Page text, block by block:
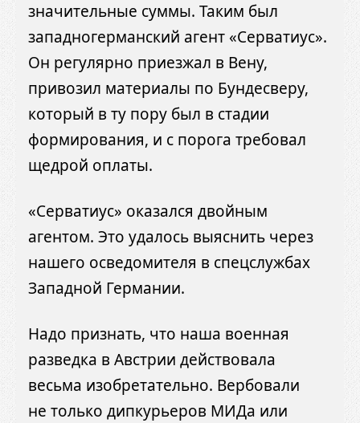
значительные суммы. Таким был
западногерманский агент «Серватиус».
Он регулярно приезжал в Вену,
привозил материалы по Бундесверу,
который в ту пору был в стадии
формирования, и с порога требовал
щедрой оплаты.
«Серватиус» оказался двойным
агентом. Это удалось выяснить через
нашего осведомителя в спецслужбах
Западной Германии.
Надо признать, что наша военная
разведка в Австрии действовала
весьма изобретательно. Вербовали
не только дипкурьеров МИДа или